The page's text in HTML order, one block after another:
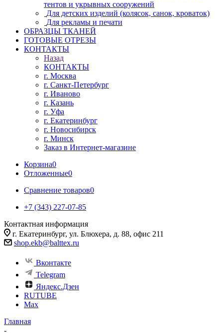
тентов и укрывных сооружений
Для детских изделий (колясок, санок, кроваток)
Для рекламы и печати
ОБРАЗЦЫ ТКАНЕЙ
ГОТОВЫЕ ОТРЕЗЫ
КОНТАКТЫ
Назад
КОНТАКТЫ
г. Москва
г. Санкт-Петербург
г. Иваново
г. Казань
г. Уфа
г. Екатеринбург
г. Новосибирск
г. Минск
Заказ в Интернет-магазине
Корзина0
Отложенные0
Сравнение товаров0
+7 (343) 227-07-85
Контактная информация
г. Екатеринбург, ул. Блюхера, д. 88, офис 211
shop.ekb@balttex.ru
Вконтакте
Telegram
Яндекс.Дзен
RUTUBE
Max
Главная
-